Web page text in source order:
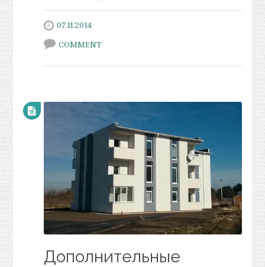
07.11.2014
COMMENT
Дополнительные